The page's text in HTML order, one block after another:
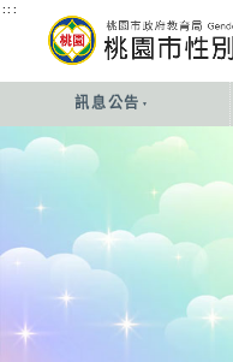
:::
訊息公告
:::